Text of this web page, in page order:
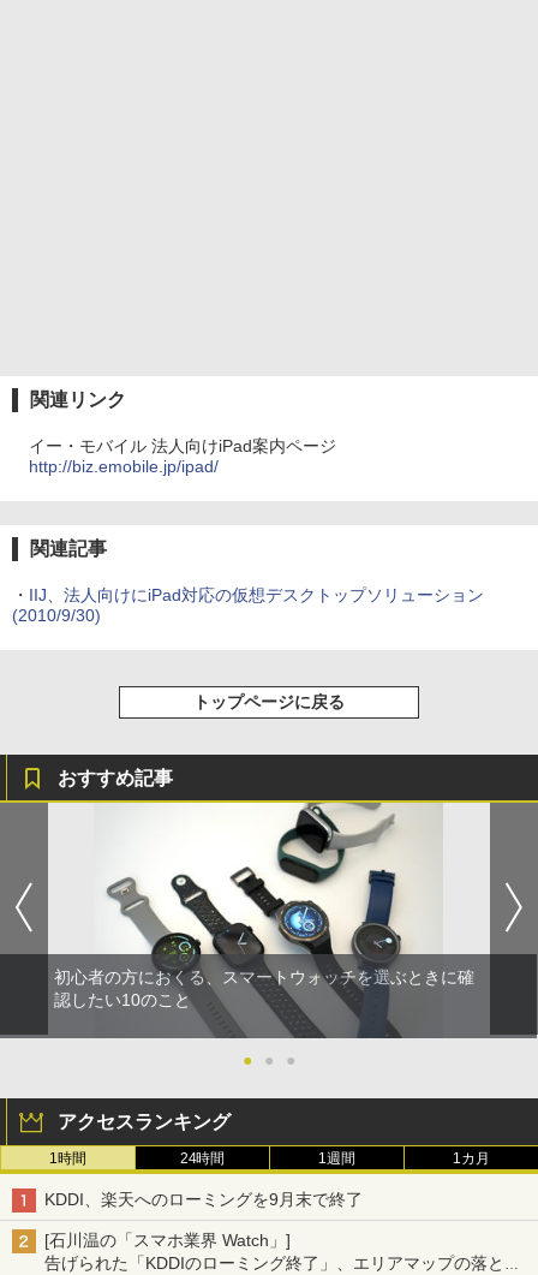
関連リンク
イー・モバイル 法人向けiPad案内ページ
http://biz.emobile.jp/ipad/
関連記事
・ IIJ、法人向けにiPad対応の仮想デスクトップソリューション
(2010/9/30)
トップページに戻る
おすすめ記事
初心者の方におくる、スマートウォッチを選ぶときに確
認したい10のこと
● ● ●
アクセスランキング
1時間 24時間 1週間 1カ月
KDDI、楽天へのローミングを9月末で終了
[石川温の「スマホ業界 Watch」]
告げられた「KDDIのローミング終了」、エリアマップの落とし